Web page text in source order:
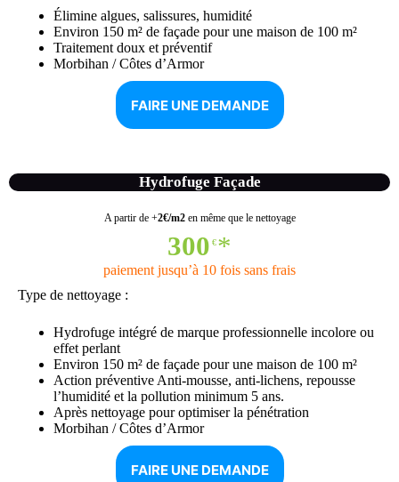
Élimine algues, salissures, humidité
Environ 150 m² de façade pour une maison de 100 m²
Traitement doux et préventif
Morbihan / Côtes d’Armor
FAIRE UNE DEMANDE
Hydrofuge Façade
A partir de +2€/m2en même que le nettoyage
300 € *
paiement jusqu’à 10 fois sans frais
Type de nettoyage :
Hydrofuge intégré de marque professionnelle incolore ou
effet perlant
Environ 150 m² de façade pour une maison de 100 m²
Action préventive Anti-mousse, anti-lichens, repousse
l’humidité et la pollution minimum 5 ans.
Après nettoyage pour optimiser la pénétration
Morbihan / Côtes d’Armor
FAIRE UNE DEMANDE